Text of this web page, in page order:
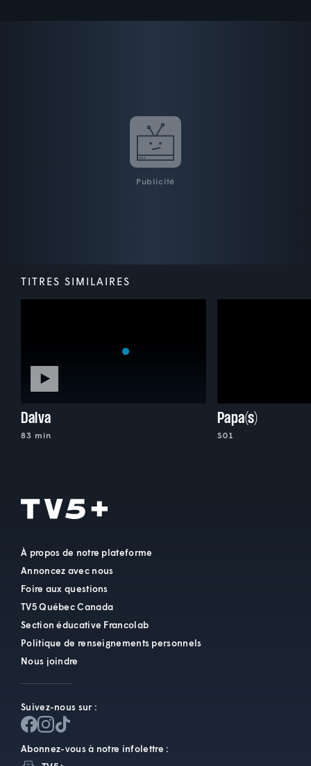
Publicité
TITRES SIMILAIRES
Dalva
83 min
Papa(s)
S01
À propos de notre plateforme
Annoncez avec nous
Foire aux questions
TV5 Québec Canada
Section éducative Francolab
Politique de renseignements personnels
Nous joindre
Suivez-nous sur :
Abonnez-vous à notre infolettre :